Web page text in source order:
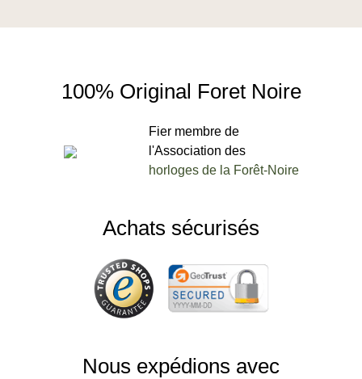
100% Original Foret Noire
Fier membre de
l'Association des
horloges de la Forêt-Noire
Achats sécurisés
Nous expédions avec